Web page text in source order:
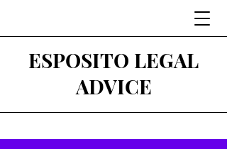
ESPOSITO LEGAL
ADVICE